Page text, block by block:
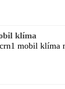
klíma
mobil klíma